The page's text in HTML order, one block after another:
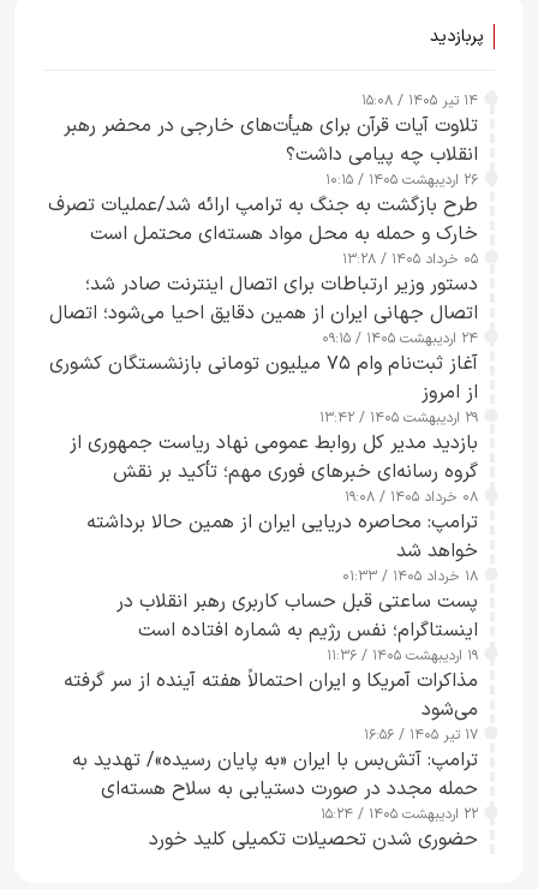
پربازدید
۱۴ تیر ۱۴۰۵ / ۱۵:۰۸
تلاوت آیات قرآن برای هیأت‌های خارجی در محضر رهبر
انقلاب چه پیامی داشت؟
۲۶ اردیبهشت ۱۴۰۵ / ۱۰:۱۵
طرح‌ بازگشت به جنگ به ترامپ ارائه شد/عملیات تصرف
خارک و حمله به محل مواد هسته‌ای محتمل است
۰۵ خرداد ۱۴۰۵ / ۱۳:۲۸
دستور وزیر ارتباطات برای اتصال اینترنت صادر شد؛
اتصال جهانی ایران از همین دقایق احیا می‌شود؛ اتصال
کامل مردم تا ۲۴ ساعت آینده
۲۴ اردیبهشت ۱۴۰۵ / ۰۹:۱۵
آغاز ثبت‌نام وام ۷۵ میلیون تومانی بازنشستگان کشوری
از امروز
۲۹ اردیبهشت ۱۴۰۵ / ۱۳:۴۲
بازدید مدیر کل روابط عمومی نهاد ریاست جمهوری از
گروه رسانه‌ای خبرهای فوری مهم؛ تأکید بر نقش
رسانه‌های هوشمند و مسئول در ارتقای آگاهی عمومی
۰۸ خرداد ۱۴۰۵ / ۱۹:۰۸
ترامپ: محاصره دریایی ایران از همین حالا برداشته
خواهد شد
۱۸ خرداد ۱۴۰۵ / ۰۱:۳۳
پست ساعتی قبل حساب کاربری رهبر انقلاب در
اینستاگرام؛ نفس رژیم به شماره افتاده است​
۱۹ اردیبهشت ۱۴۰۵ / ۱۱:۳۶
مذاکرات آمریکا و ایران احتمالاً هفته آینده از سر گرفته
می‌شود
۱۷ تیر ۱۴۰۵ / ۱۶:۵۶
ترامپ: آتش‌بس با ایران «به پایان رسیده»/ تهدید به
حمله مجدد در صورت دستیابی به سلاح هسته‌ای
۲۲ اردیبهشت ۱۴۰۵ / ۱۵:۲۴
حضوری شدن تحصیلات تکمیلی کلید خورد